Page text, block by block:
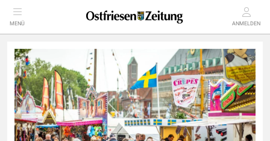
MENÜ ANMELDEN